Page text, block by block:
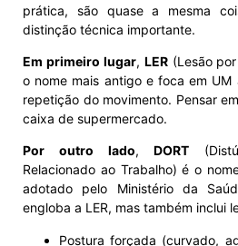
prática, são quase a mesma
distinção técnica importante.
Em primeiro lugar, LER(Lesão por
o nome mais antigo e foca em
repetição do movimento. Pensar
caixa de supermercado.
Por outro lado,DORT
Relacionado ao Trabalho) é o
adotado pelo Ministério da
engloba a LER, mas também inclui
Postura forçada (curvado,